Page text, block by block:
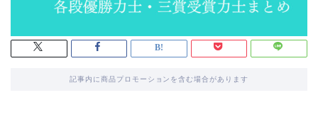
記事内に商品プロモーションを含む場合があります